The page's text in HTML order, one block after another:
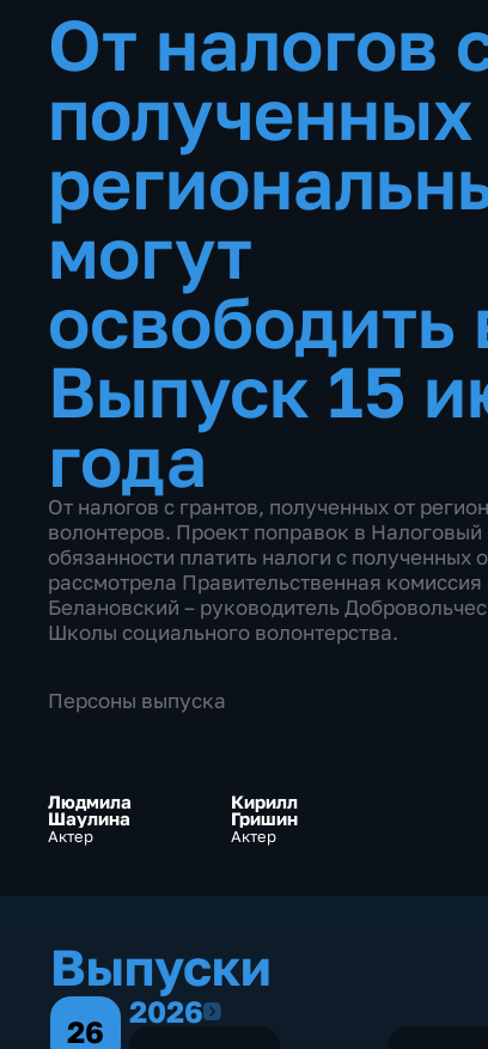
От налогов
полученных
могут
освободить
Выпуск 15
года
От налогов с грантов, полученных от
волонтеров. Проект поправок в
обязанности платить налоги с полученных
рассмотрела Правительственная
Белановский – руководитель
Школы социального волонтерства.
Персоны выпуска
Людмила
Шаулина
Актер
Кирилл
Гришин
Актер
Выпуски
26
20262026